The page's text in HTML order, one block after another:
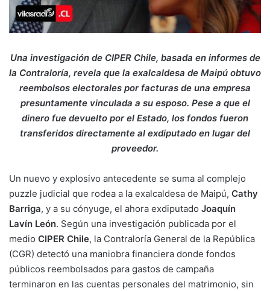
Una investigación de CIPER Chile, basada en informes de
la Contraloría, revela que la exalcaldesa de Maipú obtuvo
reembolsos electorales por facturas de una empresa
presuntamente vinculada a su esposo. Pese a que el
dinero fue devuelto por el Estado, los fondos fueron
transferidos directamente al exdiputado en lugar del
proveedor.
Un nuevo y explosivo antecedente se suma al complejo
puzzle judicial que rodea a la exalcaldesa de Maipú, Cathy
Barriga, y a su cónyuge, el ahora exdiputado Joaquín
Lavín León. Según una investigación publicada por el
medio CIPER Chile, la Contraloría General de la República
(CGR) detectó una maniobra financiera donde fondos
públicos reembolsados para gastos de campaña
terminaron en las cuentas personales del matrimonio, sin